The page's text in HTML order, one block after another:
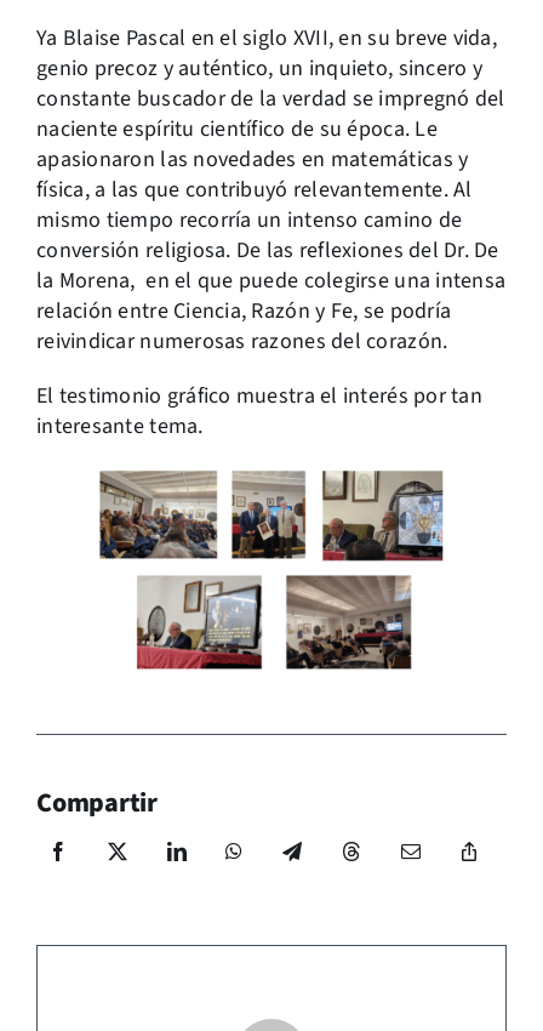
Ya Blaise Pascal en el siglo XVII, en su breve vida,
genio precoz y auténtico, un inquieto, sincero y
constante buscador de la verdad se impregnó del
naciente espíritu científico de su época. Le
apasionaron las novedades en matemáticas y
física, a las que contribuyó relevantemente. Al
mismo tiempo recorría un intenso camino de
conversión religiosa. De las reflexiones del Dr. De
la Morena, en el que puede colegirse una intensa
relación entre Ciencia, Razón y Fe, se podría
reivindicar numerosas razones del corazón.
El testimonio gráfico muestra el interés por tan
interesante tema.
Compartir